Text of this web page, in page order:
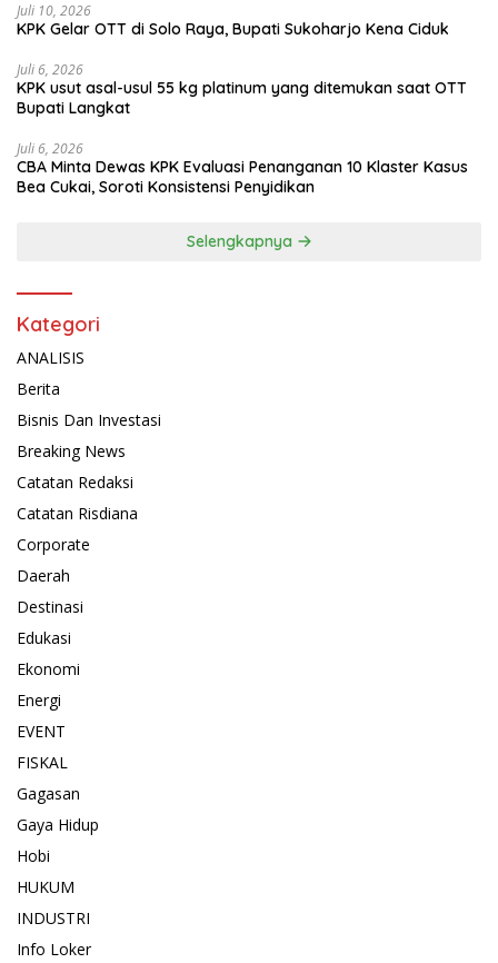
Juli 10, 2026
KPK Gelar OTT di Solo Raya, Bupati Sukoharjo Kena Ciduk
Juli 6, 2026
KPK usut asal-usul 55 kg platinum yang ditemukan saat OTT
Bupati Langkat
Juli 6, 2026
CBA Minta Dewas KPK Evaluasi Penanganan 10 Klaster Kasus
Bea Cukai, Soroti Konsistensi Penyidikan
Selengkapnya
Kategori
ANALISIS
Berita
Bisnis Dan Investasi
Breaking News
Catatan Redaksi
Catatan Risdiana
Corporate
Daerah
Destinasi
Edukasi
Ekonomi
Energi
EVENT
FISKAL
Gagasan
Gaya Hidup
Hobi
HUKUM
INDUSTRI
Info Loker